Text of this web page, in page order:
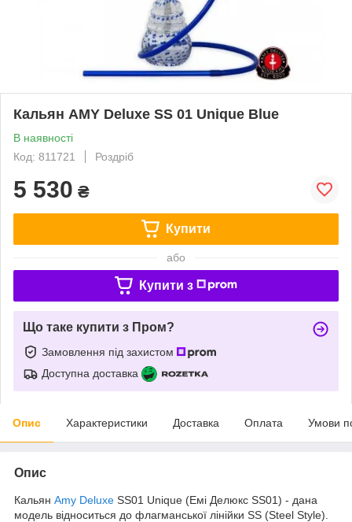
Кальян AMY Deluxe SS 01 Unique Blue
В наявності
Код: 811721
Роздріб
5 530 ₴
Купити
або
Купити з
Що таке купити з Пром?
Замовлення під захистом
Доступна доставка
Опис Характеристики Доставка Оплата Умови
Опис
Кальян Amy Deluxe SS01 Unique (Емі Делюкс SS01) - дана
модель відноситься до флагманської лінійки SS (Steel Style).